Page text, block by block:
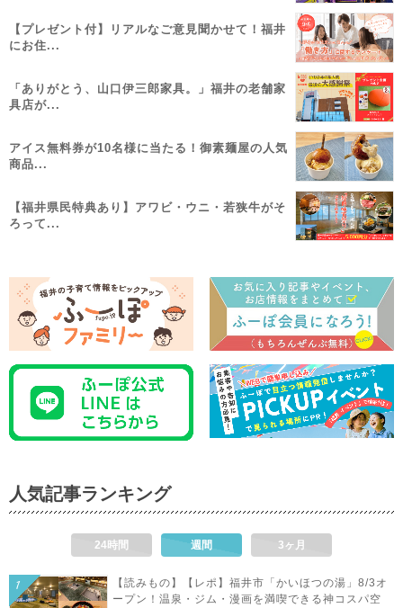
【プレゼント付】リアルなご意見聞かせて！福井
にお住...
「ありがとう、山口伊三郎家具。」福井の老舗家
具店が...
アイス無料券が10名様に当たる！御素麺屋の人気
商品...
【福井県民特典あり】アワビ・ウニ・若狭牛がそ
ろって...
人気記事ランキング
24時間 週間 3ヶ月
【読みもの】【レポ】福井市「かいほつの湯」8/3オ
ープン！温泉・ジム・漫画を満喫できる神コスパ空